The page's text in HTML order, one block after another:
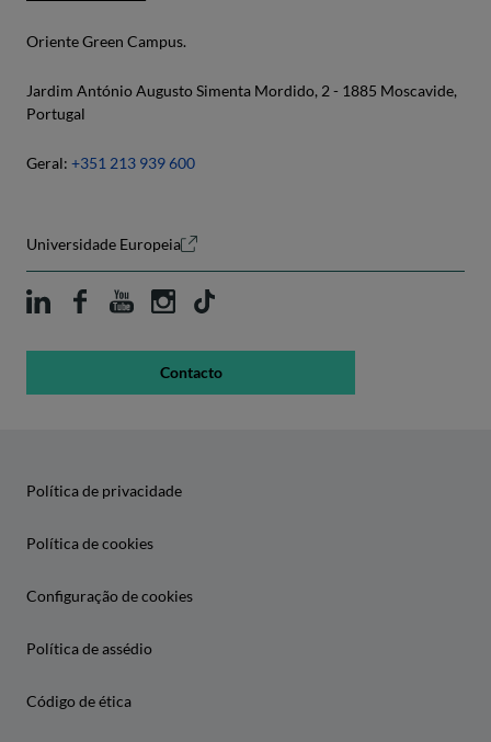
Oriente Green Campus.
Jardim António Augusto Simenta Mordido, 2 - 1885 Moscavide,
Portugal
Geral: +351 213 939 600
Universidade Europeia
Contacto
Política de privacidade
Política de cookies
Configuração de cookies
Política de assédio
Código de ética